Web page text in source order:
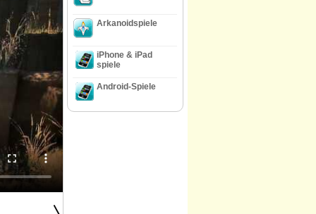
Arkanoidspiele
iPhone & iPad
spiele
Android-Spiele